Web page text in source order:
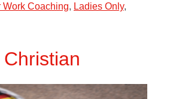
Work Coaching, Ladies Only,
Christian